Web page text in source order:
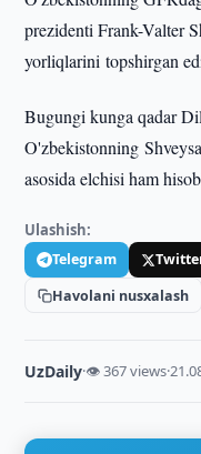
prezidenti Frank-Valter
yorliqlarini topshirgan
Bugungi kunga qadar
O'zbekistonning
asosida elchisi ham
Ulashish:
Telegram
Havolani nusxalash
UzDaily·👁 367 views·